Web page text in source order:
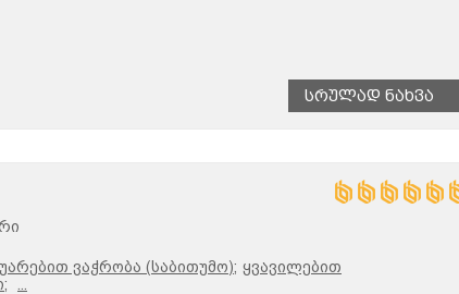
Სრულად Ნახვა
ვაჭრობა (საბითუმო); ყვავილებით